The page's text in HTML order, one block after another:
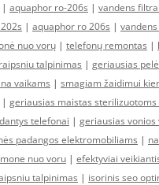
| aquaphor ro-206s | vandens filtrai
| aquaphor ro 206s |
nuo vorų | telefonų remontas |
talpinimas | geriausias
vaikams | smagiam žaidimui
| geriausias maistas sterilizuotoms
telefonai | geriausias vonios
padangos elektromobiliams |
nuo voru | efektyviai
talpinimas | isorinis seo